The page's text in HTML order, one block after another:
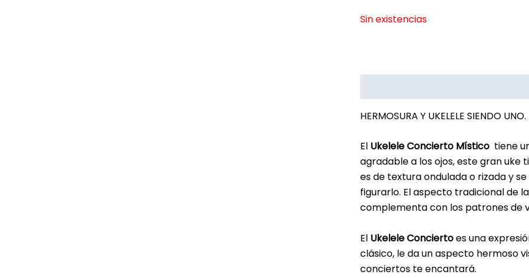
Sin existencias
HERMOSURA Y UKELELE SIENDO UNO.
El Ukelele Concierto Místico tiene
agradable a los ojos, este gran uke
es de textura ondulada o rizada y
figurarlo. El aspecto tradicional de
complementa con los patrones de
El Ukelele Conciertoes una
clásico, le da un aspecto hermoso
conciertos te encantará.